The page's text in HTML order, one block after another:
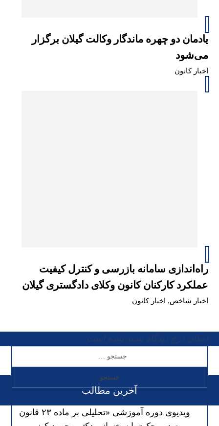
یادمان دو چهره ماندگار وکالت گیلان برگزار
می‌شود
اخبار کانون
راه‌اندازی سامانه بازرسی و کنترل کیفیت
عملکرد کارکنان کانون وکلای دادگستری گیلان
اخبار شاخص, اخبار کانون
آخرین مطالب
ویدیوی دوره آموزشی «تحلیلی بر ماده ۲۳ قانون